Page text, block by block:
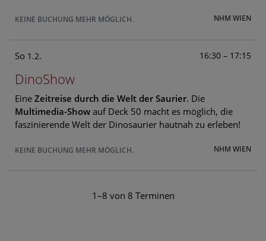
NHM WIEN
KEINE BUCHUNG MEHR MÖGLICH.
So 1.2. 16:30 – 17:15
DinoShow
Eine Zeitreise durch die Welt der Saurier. Die
Multimedia-Show auf Deck 50 macht es möglich, die
faszinierende Welt der Dinosaurier hautnah zu erleben!
NHM WIEN
KEINE BUCHUNG MEHR MÖGLICH.
1–8 von 8 Terminen